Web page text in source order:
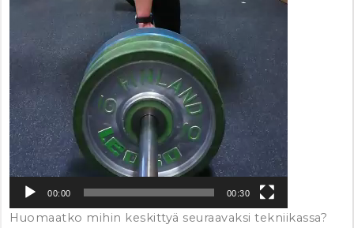
00:00 00:30
Huomaatko mihin keskittyä seuraavaksi tekniikassa?